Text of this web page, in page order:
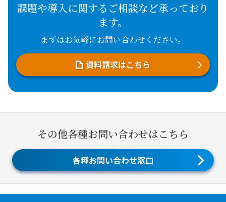
課題や導入に関するご相談など承っており
ます。
まずはお気軽にお問い合わせください。
資料請求はこちら
その他各種お問い合わせはこちら
各種お問い合わせ窓口